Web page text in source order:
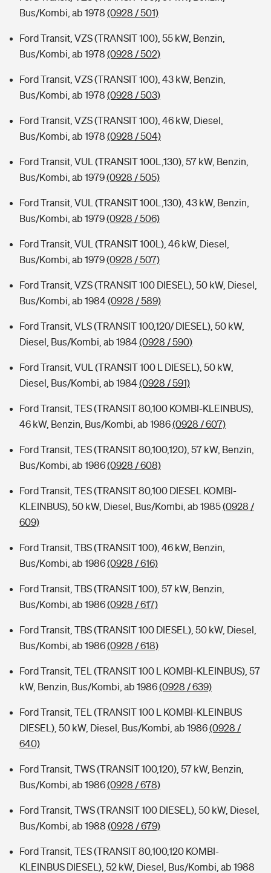
Bus/Kombi, ab 1978 (0928 / 501)
Ford Transit, VZS (TRANSIT 100), 55 kW, Benzin,
Bus/Kombi, ab 1978 (0928 / 502)
Ford Transit, VZS (TRANSIT 100), 43 kW, Benzin,
Bus/Kombi, ab 1978 (0928 / 503)
Ford Transit, VZS (TRANSIT 100), 46 kW, Diesel,
Bus/Kombi, ab 1978 (0928 / 504)
Ford Transit, VUL (TRANSIT 100L,130), 57 kW, Benzin,
Bus/Kombi, ab 1979(0928 / 505)
Ford Transit, VUL (TRANSIT 100L,130), 43 kW, Benzin,
Bus/Kombi, ab 1979(0928 / 506)
Ford Transit, VUL (TRANSIT 100L), 46 kW, Diesel,
Bus/Kombi, ab 1979(0928 / 507)
Ford Transit, VZS (TRANSIT 100 DIESEL), 50 kW, Diesel,
Bus/Kombi, ab 1984(0928 / 589)
Ford Transit, VLS (TRANSIT 100,120/ DIESEL), 50 kW,
Diesel, Bus/Kombi, ab 1984(0928 / 590)
Ford Transit, VUL (TRANSIT 100 L DIESEL), 50 kW,
Diesel, Bus/Kombi, ab 1984(0928 / 591)
Ford Transit, TES (TRANSIT 80,100 KOMBI-KLEINBUS),
46 kW, Benzin, Bus/Kombi, ab 1986(0928 / 607)
Ford Transit, TES (TRANSIT 80,100,120), 57 kW, Benzin,
Bus/Kombi, ab 1986(0928 / 608)
Ford Transit, TES (TRANSIT 80,100 DIESEL KOMBI-
KLEINBUS), 50 kW, Diesel, Bus/Kombi, ab 1985(0928 /
609)
Ford Transit, TBS (TRANSIT 100), 46 kW, Benzin,
Bus/Kombi, ab 1986(0928 / 616)
Ford Transit, TBS (TRANSIT 100), 57 kW, Benzin,
Bus/Kombi, ab 1986(0928 / 617)
Ford Transit, TBS (TRANSIT 100 DIESEL), 50 kW, Diesel,
Bus/Kombi, ab 1986(0928 / 618)
Ford Transit, TEL (TRANSIT 100 L KOMBI-KLEINBUS), 57
kW, Benzin, Bus/Kombi, ab 1986(0928 / 639)
Ford Transit, TEL (TRANSIT 100 L KOMBI-KLEINBUS
DIESEL), 50 kW, Diesel, Bus/Kombi, ab 1986(0928 /
640)
Ford Transit, TWS (TRANSIT 100,120), 57 kW, Benzin,
Bus/Kombi, ab 1986(0928 / 678)
Ford Transit, TWS (TRANSIT 100 DIESEL), 50 kW, Diesel,
Bus/Kombi, ab 1988 (0928 / 679)
Ford Transit, TES (TRANSIT 80,100,120 KOMBI-
KLEINBUS DIESEL), 52 kW, Diesel, Bus/Kombi, ab 1988